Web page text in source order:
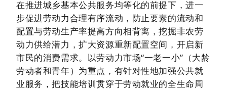
在推进城乡基本公共服务均等化的前提下，进一
步促进劳动力合理有序流动，防止要素的流动和
配置与劳动生产率提高方向相背离，挖掘非农劳
动力供给潜力，扩大资源重新配置空间，开启新
市民的消费需求。以劳动力市场“一老一小”（大龄
劳动者和青年）为重点，有针对性地加强公共就
业服务，把技能培训贯穿于劳动就业的全生命周